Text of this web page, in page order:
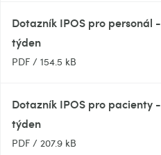
Dotazník IPOS pro personál -
týden
PDF / 154.5 kB
Dotazník IPOS pro pacienty -
týden
PDF / 207.9 kB